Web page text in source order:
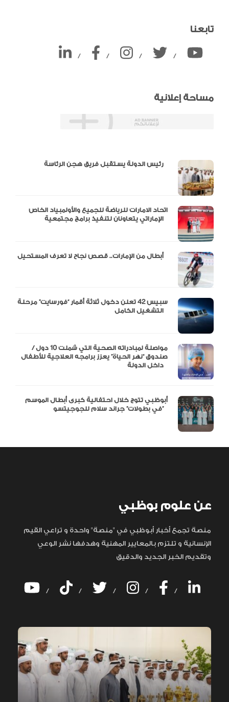
تابعنا
/ / / /
مساحة إعلانية
اتحاد الامارات للرياضة للجميع والأولمبياد الخاص
سبيس 42 تعلن دخول ثلاثة أقمار “فورسايت” مرحلة
مواصلة لمبادراته الصحية التي شملت 10 دول /
صندوق “نهر الحياة” يعزز برامجه العلاجية للأطفال
أبوظبي تتوج خلال احتفالية كبرى أبطال الموسم
في بطولات” جراند سلام للجوجيتسو”
عن علوم بوظبي
منصة تجمع أخبار أبوظبي في "منصة" واحدة و تراعي القيم
الإنسانية و تلتزم بالمعايير المهنية وهدفها نشر الوعي
وتقديم الخبر الجديد والدقيق
/ / / / /